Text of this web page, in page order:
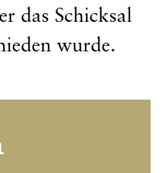
das Schicksal
wurde.